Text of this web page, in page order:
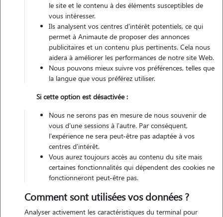
Véhiculé
Gardes réalisées
Contacter
L'envoi d'une demande est sans engagement
le site et le contenu à des éléments susceptibles de
vous intéresser.
Ils analysent vos centres d'intérêt potentiels, ce qui
permet à Animaute de proposer des annonces
publicitaires et un contenu plus pertinents. Cela nous
aidera à améliorer les performances de notre site Web.
Nous pouvons mieux suivre vos préférences, telles que
la langue que vous préférez utiliser.
Si cette option est désactivée :
Nous ne serons pas en mesure de nous souvenir de
vous d'une sessions à l'autre. Par conséquent,
l'expérience ne sera peut-être pas adaptée à vos
centres d'intérêt.
Vous aurez toujours accès au contenu du site mais
certaines fonctionnalités qui dépendent des cookies ne
fonctionneront peut-être pas.
Comment sont utilisées vos données ?
Analyser activement les caractéristiques du terminal pour